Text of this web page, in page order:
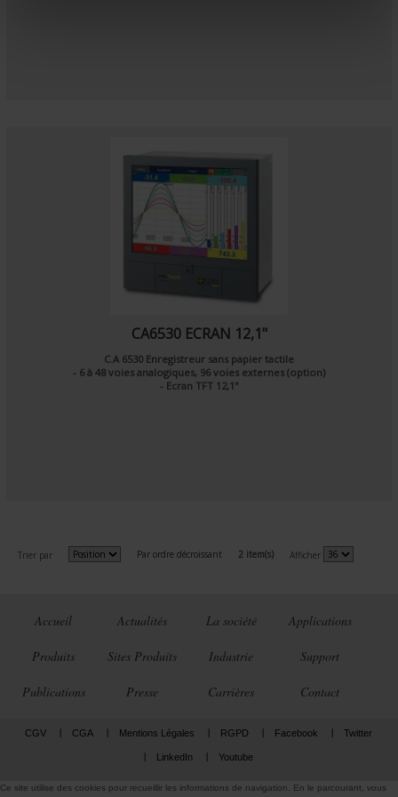
CA6530 ECRAN 12,1"
C.A 6530 Enregistreur sans papier tactile
- 6 à 48 voies analogiques, 96 voies externes (option)
- Ecran TFT 12,1"
Trier par Par ordre décroissant 2 item(s) Afficher
Accueil Actualités La société Applications
Produits Sites Produits Industrie Support
Publications Presse Carrières Contact
CGV CGA Mentions Légales RGPD Facebook Twitter
LinkedIn Youtube
Ce site utilise des cookies pour recueillir les informations de navigation. En le parcourant, vous